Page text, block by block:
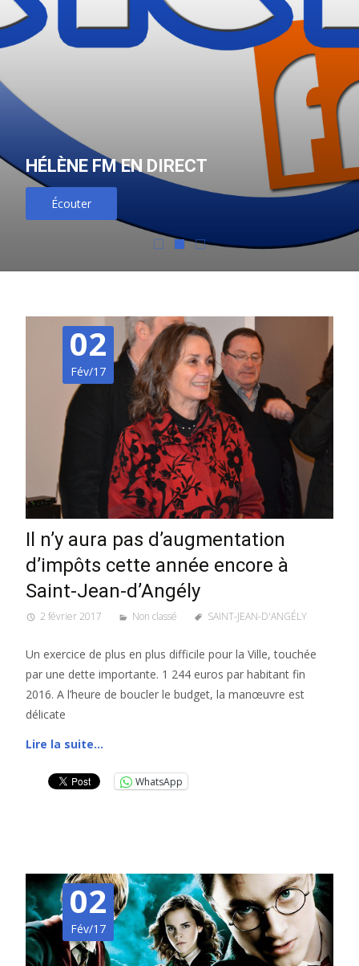
HÉLÈNE FM EN DIRECT
Écouter
02
Fév/17
Il n’y aura pas d’augmentation
d’impôts cette année encore à
Saint-Jean-d’Angély
2 février 2017 Non classé SAINT-JEAN-D'ANGÉLY
Un exercice de plus en plus difficile pour la Ville, touchée
par une dette importante. 1 244 euros par habitant fin
2016. A l’heure de boucler le budget, la manœuvre est
délicate
Lire la suite…
WhatsApp
02
Fév/17